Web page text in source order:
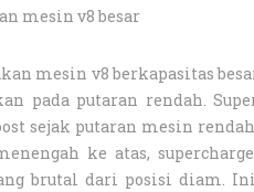
mesin v8 besar
mesin v8 berkapasitas
pada putaran rendah.
sejak putaran mesin
ke atas,
brutal dari posisi diam.